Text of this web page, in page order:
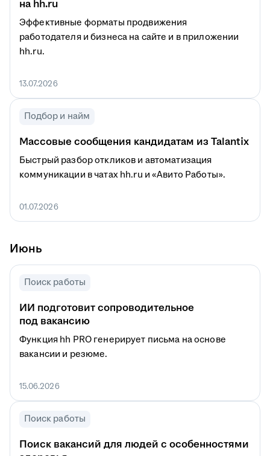
на hh.ru
Эффективные форматы продвижения
работодателя и бизнеса на сайте и в приложении
hh.ru.
13.07.2026
Подбор и найм
Массовые сообщения кандидатам из Talantix
Быстрый разбор откликов и автоматизация
коммуникации в чатах hh.ru и «Авито Работы».
01.07.2026
Июнь
Поиск работы
ИИ подготовит сопроводительное
под вакансию
Функция hh PRO генерирует письма на основе
вакансии и резюме.
15.06.2026
Поиск работы
Поиск вакансий для людей с особенностями